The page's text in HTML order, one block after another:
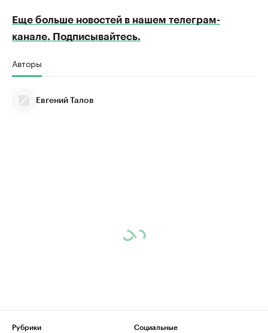
Еще больше новостей в нашем телеграм-
канале. Подписывайтесь.
Авторы
Евгений Талов
Рубрики
Социальные